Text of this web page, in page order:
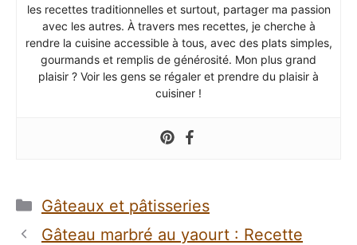
les recettes traditionnelles et surtout, partager ma passion
avec les autres. À travers mes recettes, je cherche à
rendre la cuisine accessible à tous, avec des plats simples,
gourmands et remplis de générosité. Mon plus grand
plaisir ? Voir les gens se régaler et prendre du plaisir à
cuisiner !
Catégories
Gâteaux et pâtisseries
Gâteau marbré au yaourt : Recette